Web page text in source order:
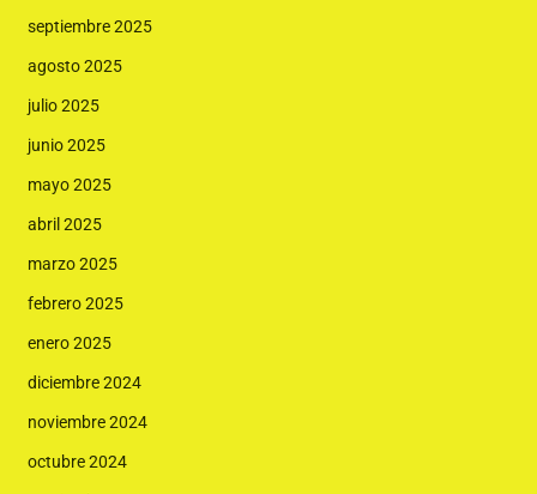
septiembre 2025
agosto 2025
julio 2025
junio 2025
mayo 2025
abril 2025
marzo 2025
febrero 2025
enero 2025
diciembre 2024
noviembre 2024
octubre 2024